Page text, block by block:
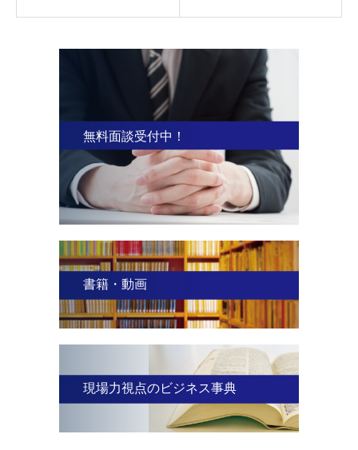
無料面談受付中！
書籍・動画
現場力視点のビジネス事典